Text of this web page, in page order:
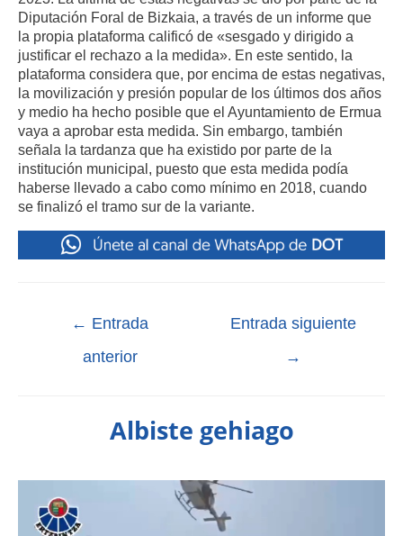
Diputación Foral de Bizkaia, a través de un informe que
la propia plataforma calificó de «sesgado y dirigido a
justificar el rechazo a la medida». En este sentido, la
plataforma considera que, por encima de estas negativas,
la movilización y presión popular de los últimos dos años
y medio ha hecho posible que el Ayuntamiento de Ermua
vaya a aprobar esta medida. Sin embargo, también
señala la tardanza que ha existido por parte de la
institución municipal, puesto que esta medida podía
haberse llevado a cabo como mínimo en 2018, cuando
se finalizó el tramo sur de la variante.
← Entrada
anterior
Entrada siguiente
→
Albiste gehiago